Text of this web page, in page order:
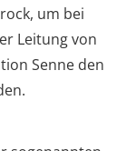
um bei
Leitung von
Senne den